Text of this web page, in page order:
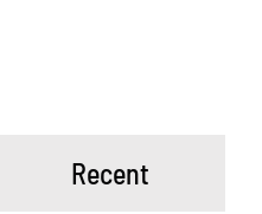
Recent